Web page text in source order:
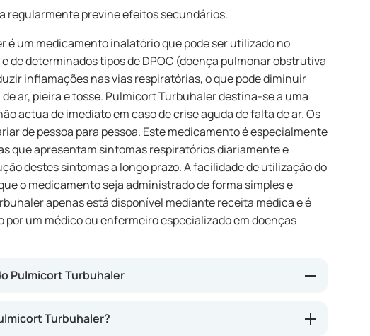
regularmente previne efeitos secundários.
é um medicamento inalatório que pode ser utilizado no
de determinados tipos de DPOC (doença pulmonar obstrutiva
inflamações nas vias respiratórias, o que pode diminuir
ar, pieira e tosse. Pulmicort Turbuhaler destina-se a uma
actua de imediato em caso de crise aguda de falta de ar. Os
de pessoa para pessoa. Este medicamento é especialmente
que apresentam sintomas respiratórios diariamente e
destes sintomas a longo prazo. A facilidade de utilização do
o medicamento seja administrado de forma simples e
apenas está disponível mediante receita médica e é
um médico ou enfermeiro especializado em doenças
Pulmicort Turbuhaler
contém budesonida, um anti-inflamatório que pode reduzir
nas vias respiratórias. Com a utilização regular, sintomas
Turbuhaler?